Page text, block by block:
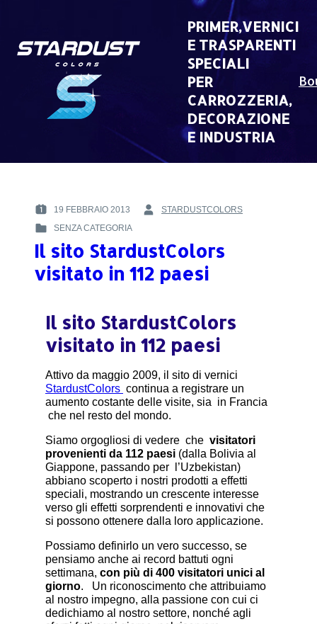
PRIMER,VERNICI
E TRASPARENTI
SPECIALI
PER
CARROZZERIA,
DECORAZIONE
E INDUSTRIA
POSTED
ON
19 FEBBRAIO 2013
BY
STARDUSTCOLORS
POSTED
IN
SENZA CATEGORIA
Il sito StardustColors
visitato in 112 paesi
Il sito StardustColors
visitato in 112 paesi
Attivo da maggio 2009, il sito di vernici
StardustColors continua a registrare un
aumento costante delle visite, sia in Francia
che nel resto del mondo.
Siamo orgogliosi di vedere che visitatori
provenienti da 112 paesi (dalla Bolivia al
Giappone, passando per l’Uzbekistan)
abbiano scoperto i nostri prodotti a effetti
speciali, mostrando un crescente interesse
verso gli effetti sorprendenti e innovativi che
si possono ottenere dalla loro applicazione.
Possiamo definirlo un vero successo, se
pensiamo anche ai record battuti ogni
settimana, con più di 400 visitatori unici al
giorno. Un riconoscimento che attribuiamo
al nostro impegno, alla passione con cui ci
dedichiamo al nostro settore, nonché agli